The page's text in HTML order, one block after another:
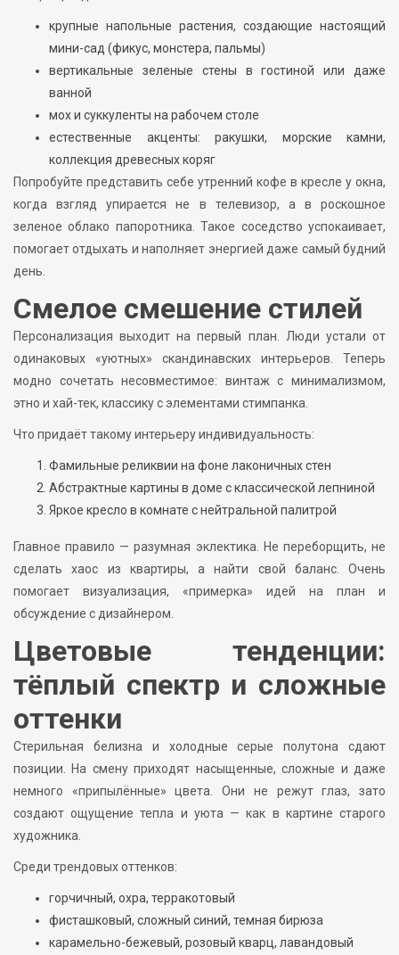
крупные напольные растения, создающие настоящий
мини-сад (фикус, монстера, пальмы)
вертикальные зеленые стены в гостиной или даже
ванной
мох и суккуленты на рабочем столе
естественные акценты: ракушки, морские камни,
коллекция древесных коряг
Попробуйте представить себе утренний кофе в кресле у окна,
когда взгляд упирается не в телевизор, а в роскошное
зеленое облако папоротника. Такое соседство успокаивает,
помогает отдыхать и наполняет энергией даже самый будний
день.
Смелое смешение стилей
Персонализация выходит на первый план. Люди устали от
одинаковых «уютных» скандинавских интерьеров. Теперь
модно сочетать несовместимое: винтаж с минимализмом,
этно и хай-тек, классику с элементами стимпанка.
Что придаёт такому интерьеру индивидуальность:
Фамильные реликвии на фоне лаконичных стен
Абстрактные картины в доме с классической лепниной
Яркое кресло в комнате с нейтральной палитрой
Главное правило — разумная эклектика. Не переборщить, не
сделать хаос из квартиры, а найти свой баланс. Очень
помогает визуализация, «примерка» идей на план и
обсуждение с дизайнером.
Цветовые тенденции:
тёплый спектр и сложные
оттенки
Стерильная белизна и холодные серые полутона сдают
позиции. На смену приходят насыщенные, сложные и даже
немного «припылённые» цвета. Они не режут глаз, зато
создают ощущение тепла и уюта — как в картине старого
художника.
Среди трендовых оттенков:
горчичный, охра, терракотовый
фисташковый, сложный синий, темная бирюза
карамельно-бежевый, розовый кварц, лавандовый